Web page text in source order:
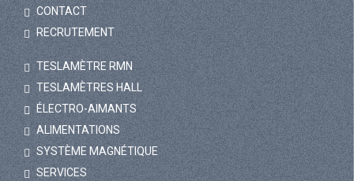
CONTACT
RECRUTEMENT
TESLAMÈTRE RMN
TESLAMÈTRES HALL
ÉLECTRO-AIMANTS
ALIMENTATIONS
SYSTÈME MAGNÉTIQUE
SERVICES